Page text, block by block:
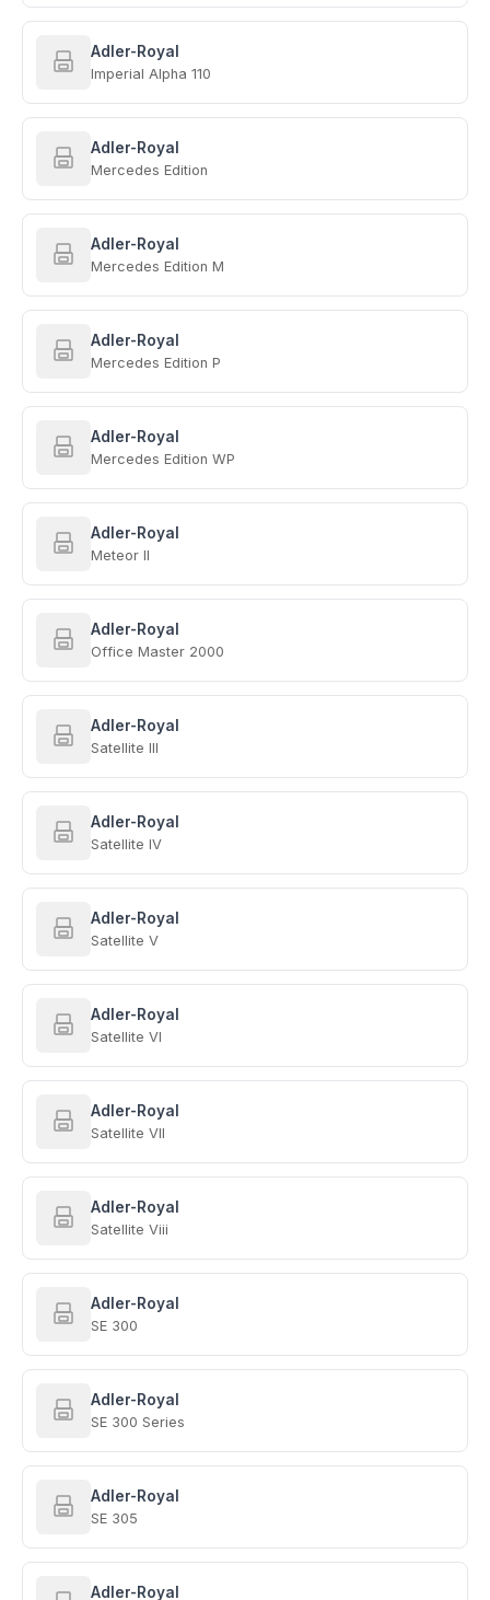
Adler-Royal
Imperial Alpha 110
Adler-Royal
Mercedes Edition
Adler-Royal
Mercedes Edition M
Adler-Royal
Mercedes Edition P
Adler-Royal
Mercedes Edition WP
Adler-Royal
Meteor II
Adler-Royal
Office Master 2000
Adler-Royal
Satellite III
Adler-Royal
Satellite IV
Adler-Royal
Satellite V
Adler-Royal
Satellite VI
Adler-Royal
Satellite VII
Adler-Royal
Satellite Viii
Adler-Royal
SE 300
Adler-Royal
SE 300 Series
Adler-Royal
SE 305
Adler-Royal